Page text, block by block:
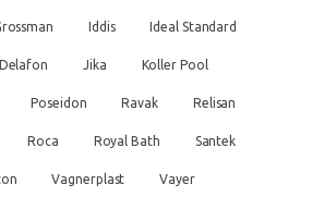
Iddis Ideal Standard
Jika Koller Pool
Poseidon Ravak Relisan
Roca Royal Bath Santek
Vagnerplast Vayer